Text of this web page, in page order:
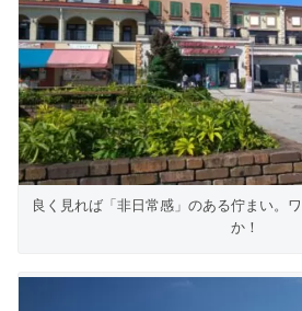
良く見れば「非日常感」のある佇まい。
か！